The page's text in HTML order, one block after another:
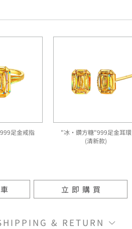
足金戒指
"冰·鑽方糖"999足金耳環
(清新款)
立即購買
& RETURN